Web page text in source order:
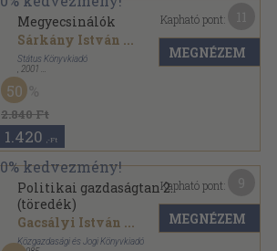
Megyecsinálók
Sárkány István ...
Státus Könyvkiadó
2001
Ragasztott papírkötés
Szemtanú könyvek sorozat
2.840 Ft
50
1.420 ,-Ft
Kapható pont:
MEGNÉZEM
Politikai gazdaságtan 2.
(töredék)
Gacsályi István ...
Közgazdasági és Jogi Könyvkiadó
Kapható pont:
MEGNÉZEM